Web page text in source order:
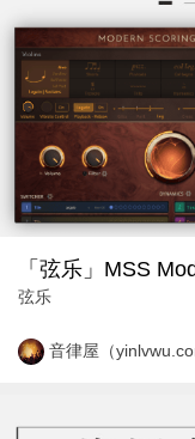
「弦乐」MSS
弦乐
音律屋（